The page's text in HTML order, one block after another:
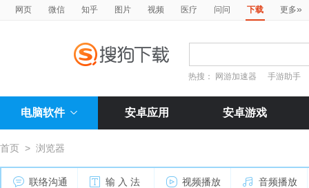
网页 微信 知乎 图片 视频 医疗 问问 下载 更多»
热搜： 网游加速器 手游助手
电脑软件 安卓应用 安卓游戏
首页 > 浏览器
联络沟通 输 入 法 视频播放 音频播放